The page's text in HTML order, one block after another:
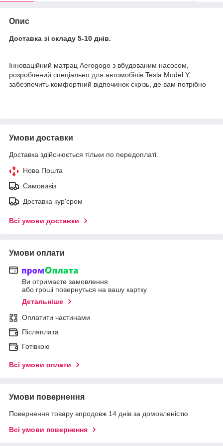
Опис
Доставка зі складу 5-10 днів.
Інноваційний матрац Aerogogo з вбудованим насосом,
розроблений спеціально для автомобілів Tesla Model Y,
забезпечить комфортний відпочинок скрізь, де вам потрібно
Умови доставки
Доставка здійснюється тільки по передоплаті.
Нова Пошта
Самовивіз
Доставка кур'єром
Всі умови доставки
Умови оплати
Ви отримаєте замовлення
або гроші повернуться на вашу картку
Детальніше
Оплатити частинами
Післяплата
Готівкою
Всі умови оплати
Умови повернення
Повернення товару впродовж 14 днів за домовленістю
Всі умови повернення